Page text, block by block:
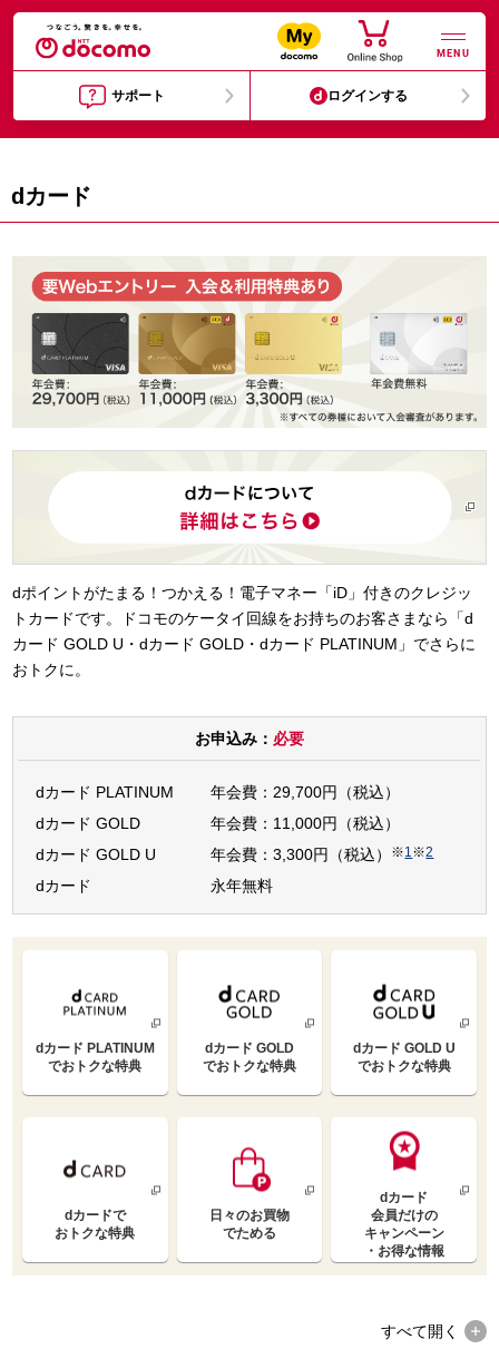
MENU
サポート ログインする
dカード
dポイントがたまる！つかえる！電子マネー「iD」付きのクレジッ
トカードです。ドコモのケータイ回線をお持ちのお客さまなら「d
カード GOLD U・dカード GOLD・dカード PLATINUM」でさらに
おトクに。
お申込み： 必要
dカード PLATINUM
年会費：29,700円（税込）
dカード GOLD
年会費：11,000円（税込）
dカード GOLD U
年会費：3,300円（税込） ※1※2
dカード 永年無料
dカード PLATINUM
でおトクな特典
dカード GOLD
でおトクな特典
dカード GOLD U
でおトクな特典
dカードで
おトクな特典
日々のお買物
でためる
dカード
会員だけの
キャンペーン
・お得な情報
すべて開く